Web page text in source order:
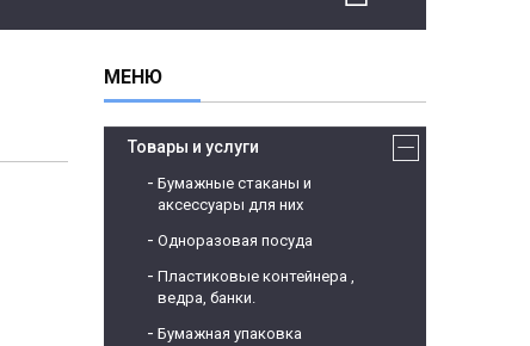
Товары и услуги
Бумажные стаканы и
аксессуары для них
Одноразовая посуда
Пластиковые контейнера ,
ведра, банки.
Бумажная упаковка